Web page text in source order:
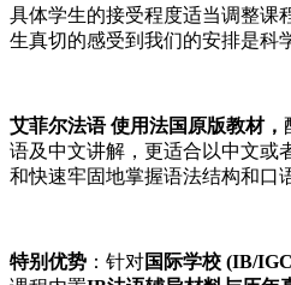
具体学生的接受程度适当调整课
生真切的感受到我们的安排是科
艾菲尔法语 使用法国原版教材，
语及中文讲解，更适合以中文或
和快速牢固地掌握语法结构和口
特别优势 ：针对国际学校 (IB/